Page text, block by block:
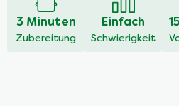
3 Minuten
Zubereitung
Einfach
Schwierigkeit